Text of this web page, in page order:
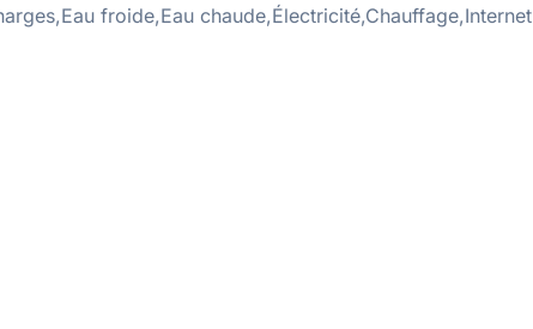
froide,Eau chaude,Électricité,Chauffage,Internet